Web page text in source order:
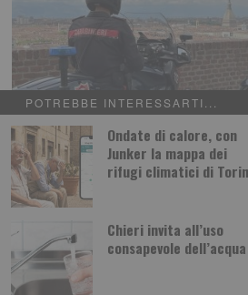
POTREBBE INTERESSARTI...
Ondate di calore, con
Junker la mappa dei
rifugi climatici di
Chieri invita all’uso
consapevole dell’acqua
In poche ore i carabinieri salvano la
La capillarità e la presenza costante sul
interventi che per la